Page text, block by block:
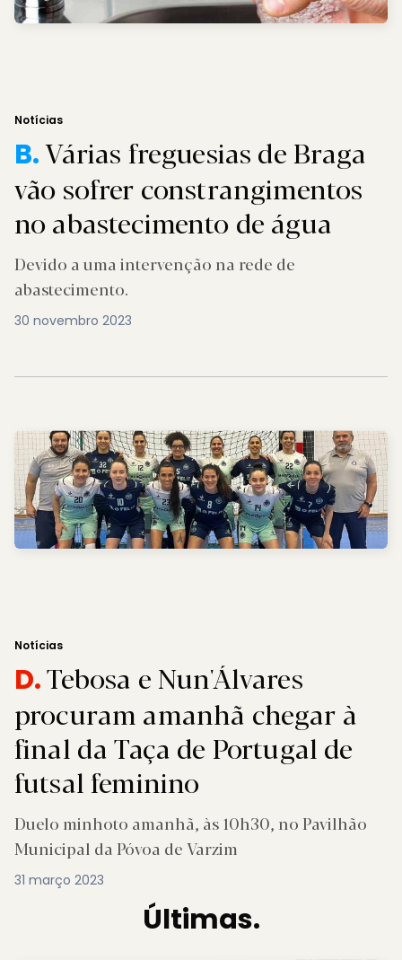
Notícias
B.Várias freguesias de Braga
vão sofrer constrangimentos
no abastecimento de água
Devido a uma intervenção na rede de
abastecimento.
30 novembro 2023
Notícias
D.Tebosa e Nun'Álvares
procuram amanhã chegar à
final da Taça de Portugal de
futsal feminino
Duelo minhoto amanhã, às 10h30, no Pavilhão
Municipal da Póvoa de Varzim
31 março 2023
Últimas.